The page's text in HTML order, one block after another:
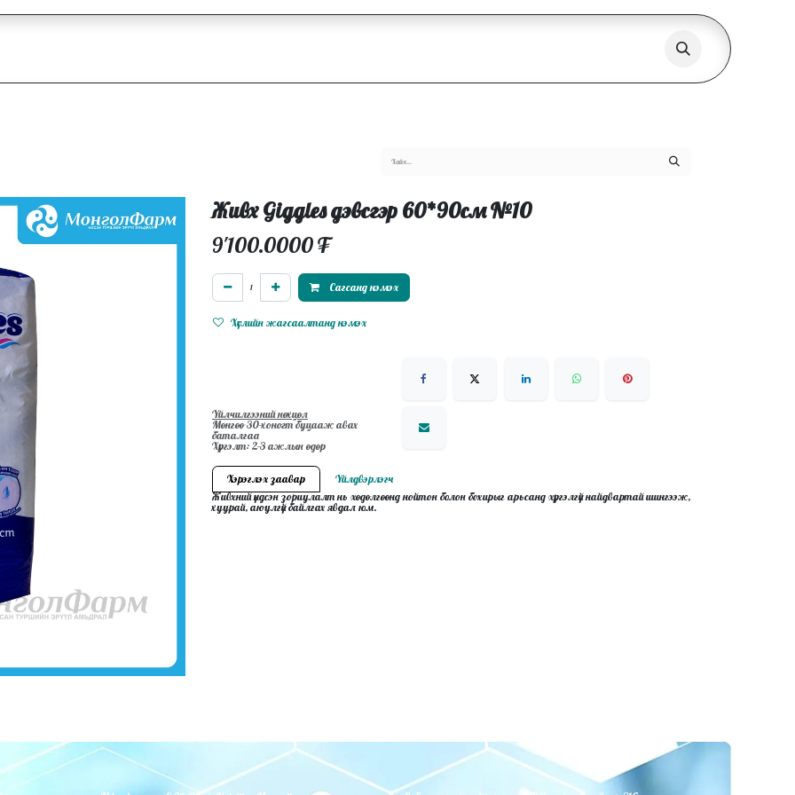
Живх Giggles дэвсгэр 60*90см №10
9'100.0000₮
Сагсанд нэмэх
Хүслийн жагсаалтанд нэмэх
Үйлчилгээний нөхцөл
Мөнгөө 30-хоногт буцааж авах
баталгаа
Хүргэлт: 2-3 ажлын өдөр
Хэрэглэх заавар
Үйлдвэрлэгч
Живхний үндсэн зориулалт нь хөдөлгөөнд нойтон болон бохирыг арьсанд хүргэлгүй найдвартай шингээж,
хуурай, аюулгүй байлгах явдал юм.